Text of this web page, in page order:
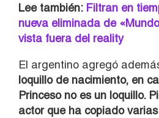
Lee también: Filtran en
nueva eliminada de
vista fuera del reality
El argentino agregó
loquillo de nacimiento, en
Princeso no es un loquillo.
actor que ha copiado